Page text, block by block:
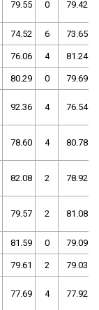
79.55 0 79.42
74.52 6 73.65
76.06 4 81.24
80.29 0 79.69
92.36 4 76.54
78.60 4 80.78
82.08 2 78.92
79.57 2 81.08
81.59 0 79.09
79.61 2 79.03
77.69 4 77.92